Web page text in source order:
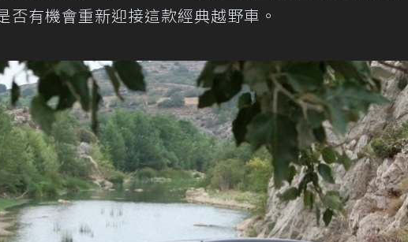
否有機會重新迎接這款經典越野車。